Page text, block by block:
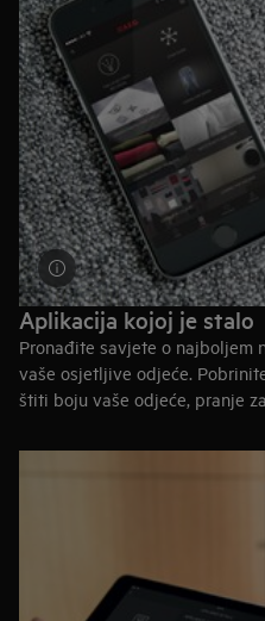
podijeliti i svoj popis za
Aplikacija kojoj je stalo
Pronađite savjete o najboljem
vaše osjetljive odjeće.
štiti boju vaše odjeće, pranje
najbolji način za održavanje
uređaja za nevjerojatno